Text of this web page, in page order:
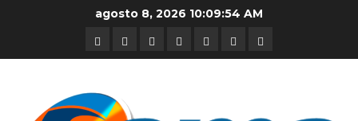
agosto 8, 2026 10:09:55 AM
DURANGO
NACIONAL
INTERNACIONAL
DEPORTES
ENTRETENIMIENTO
CIENCIA
Y
OPINION